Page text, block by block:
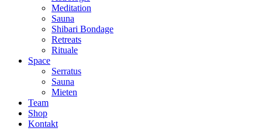
Meditation
Sauna
Shibari Bondage
Retreats
Rituale
Space
Serratus
Sauna
Mieten
Team
Shop
Kontakt